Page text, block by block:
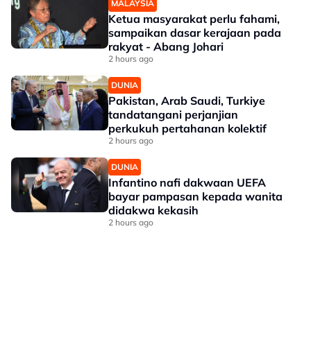
MALAYSIA
Ketua masyarakat perlu fahami,
sampaikan dasar kerajaan pada
rakyat - Abang Johari
2 hours ago
DUNIA
Pakistan, Arab Saudi, Turkiye
tandatangani perjanjian
perkukuh pertahanan kolektif
2 hours ago
DUNIA
Infantino nafi dakwaan UEFA
bayar pampasan kepada wanita
didakwa kekasih
2 hours ago